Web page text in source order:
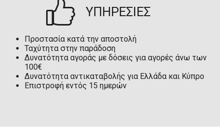
ΥΠΗΡΕΣΙΕΣ
Προστασία κατά την αποστολή
Ταχύτητα στην παράδοση
Δυνατότητα αγοράς με δόσεις για αγορές άνω των
100€
Δυνατότητα αντικαταβολής για Ελλάδα και Κύπρο
Επιστροφή εντός 15 ημερών